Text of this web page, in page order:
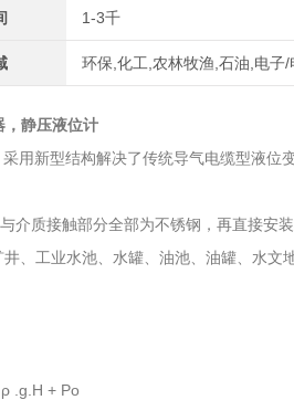
1-3千
环保,化工,农林牧渔,石油,电子/
，静压液位计
用新型结构解决了传统导气电缆型液位
介质接触部分全部为不锈钢，再直接安
、工业水池、水罐、油池、油罐、水文
.g.H + Po